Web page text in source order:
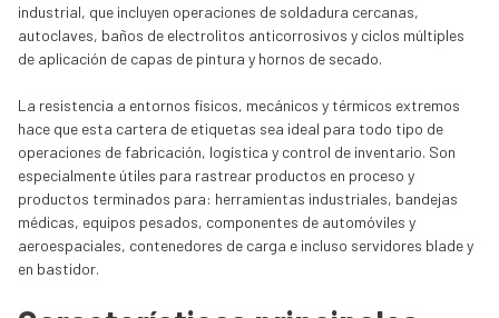
industrial, que incluyen operaciones de soldadura cercanas,
autoclaves, baños de electrolitos anticorrosivos y ciclos múltiples
de aplicación de capas de pintura y hornos de secado.
La resistencia a entornos físicos, mecánicos y térmicos extremos
hace que esta cartera de etiquetas sea ideal para todo tipo de
operaciones de fabricación, logística y control de inventario. Son
especialmente útiles para rastrear productos en proceso y
productos terminados para: herramientas industriales, bandejas
médicas, equipos pesados, componentes de automóviles y
aeroespaciales, contenedores de carga e incluso servidores blade y
en bastidor.